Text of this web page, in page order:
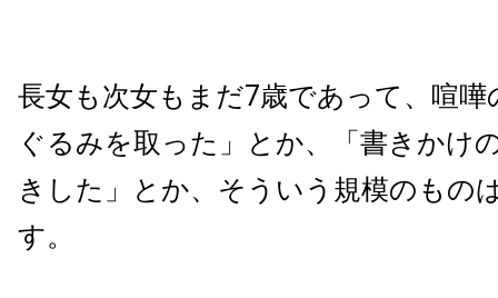
長女も次女もまだ7歳であって、喧嘩
ぐるみを取った」とか、「書きかけ
きした」とか、そういう規模のもの
す。